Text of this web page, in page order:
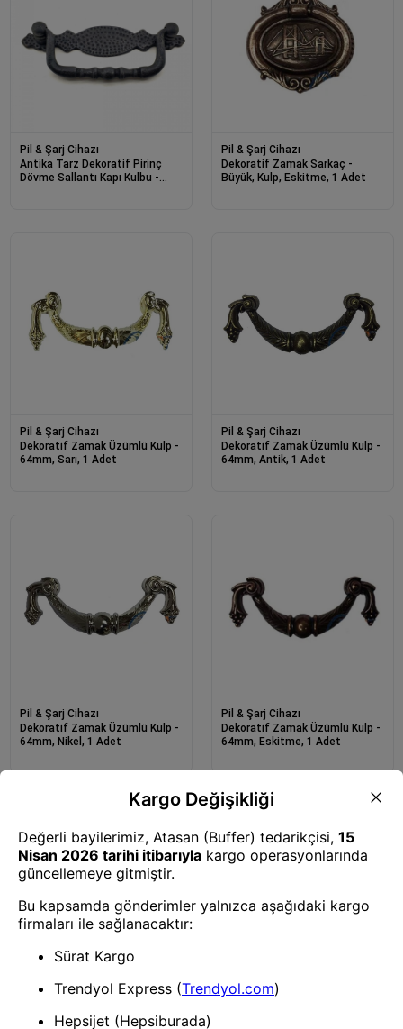
Pil & Şarj Cihazı
Antika Tarz Dekoratif Pirinç
Dövme Sallantı Kapı Kulbu -
Pil & Şarj Cihazı
Dekoratif Zamak Sarkaç -
Büyük, Kulp, Eskitme, 1 Adet
Pil & Şarj Cihazı
Dekoratif Zamak Üzümlü Kulp -
64mm, Sarı, 1 Adet
Pil & Şarj Cihazı
Dekoratif Zamak Üzümlü Kulp -
64mm, Antik, 1 Adet
Pil & Şarj Cihazı
Dekoratif Zamak Üzümlü Kulp -
64mm, Nikel, 1 Adet
Pil & Şarj Cihazı
Dekoratif Zamak Üzümlü Kulp -
64mm, Eskitme, 1 Adet
Pil & Şarj Cihazı
Aynalı Mobilya Çekmece Kulbu -
Pil & Şarj Cihazı